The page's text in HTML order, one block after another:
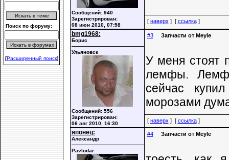
Поиск по форуму:
[Расширенный поиск]
Сообщений: 940
Зарегистрирован:
08 июн 2010, 07:58
[ наверх ] [ ссылка]
bmg1968:
Борис
Ульяновск
Сообщений: 556
Зарегистрирован:
06 авг 2010, 16:30
#3 Запчасти от Meyle
У меня стоят
лемфы.
сейчас
морозами
[ наверх ] [ ссылка]
японец:
Александр
Pavlodar
#4 Запчасти от Meyle